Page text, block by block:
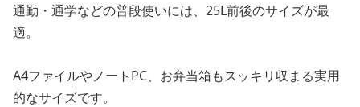
通勤・通学などの普段使いには、25L前後のサイズが最
適。
A4ファイルやノートPC、お弁当箱もスッキリ収まる実用
的なサイズです。